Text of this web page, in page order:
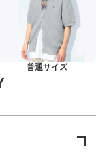
普通サイズ